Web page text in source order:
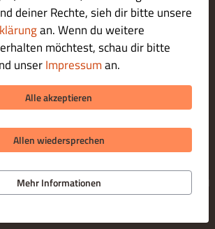
ändern
ABHOLUNG
da Vito
für Gastronomie bereitgestellt von
deiner Rechte, sieh dir bitte unsere
an. Wenn du weitere
möchtest, schau dir bitte
unserImpressuman.
Alle akzeptieren
Allen wiedersprechen
Mehr Informationen